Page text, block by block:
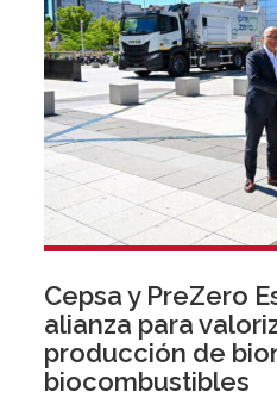
Cepsa y PreZero
alianza para
producción de
biocombustibles